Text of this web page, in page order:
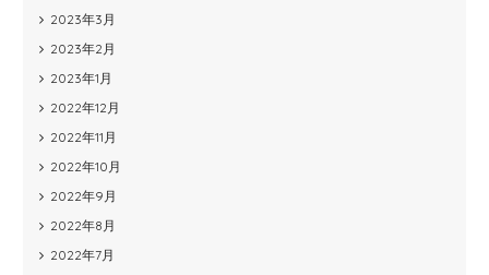
2023年3月
2023年2月
2023年1月
2022年12月
2022年11月
2022年10月
2022年9月
2022年8月
2022年7月